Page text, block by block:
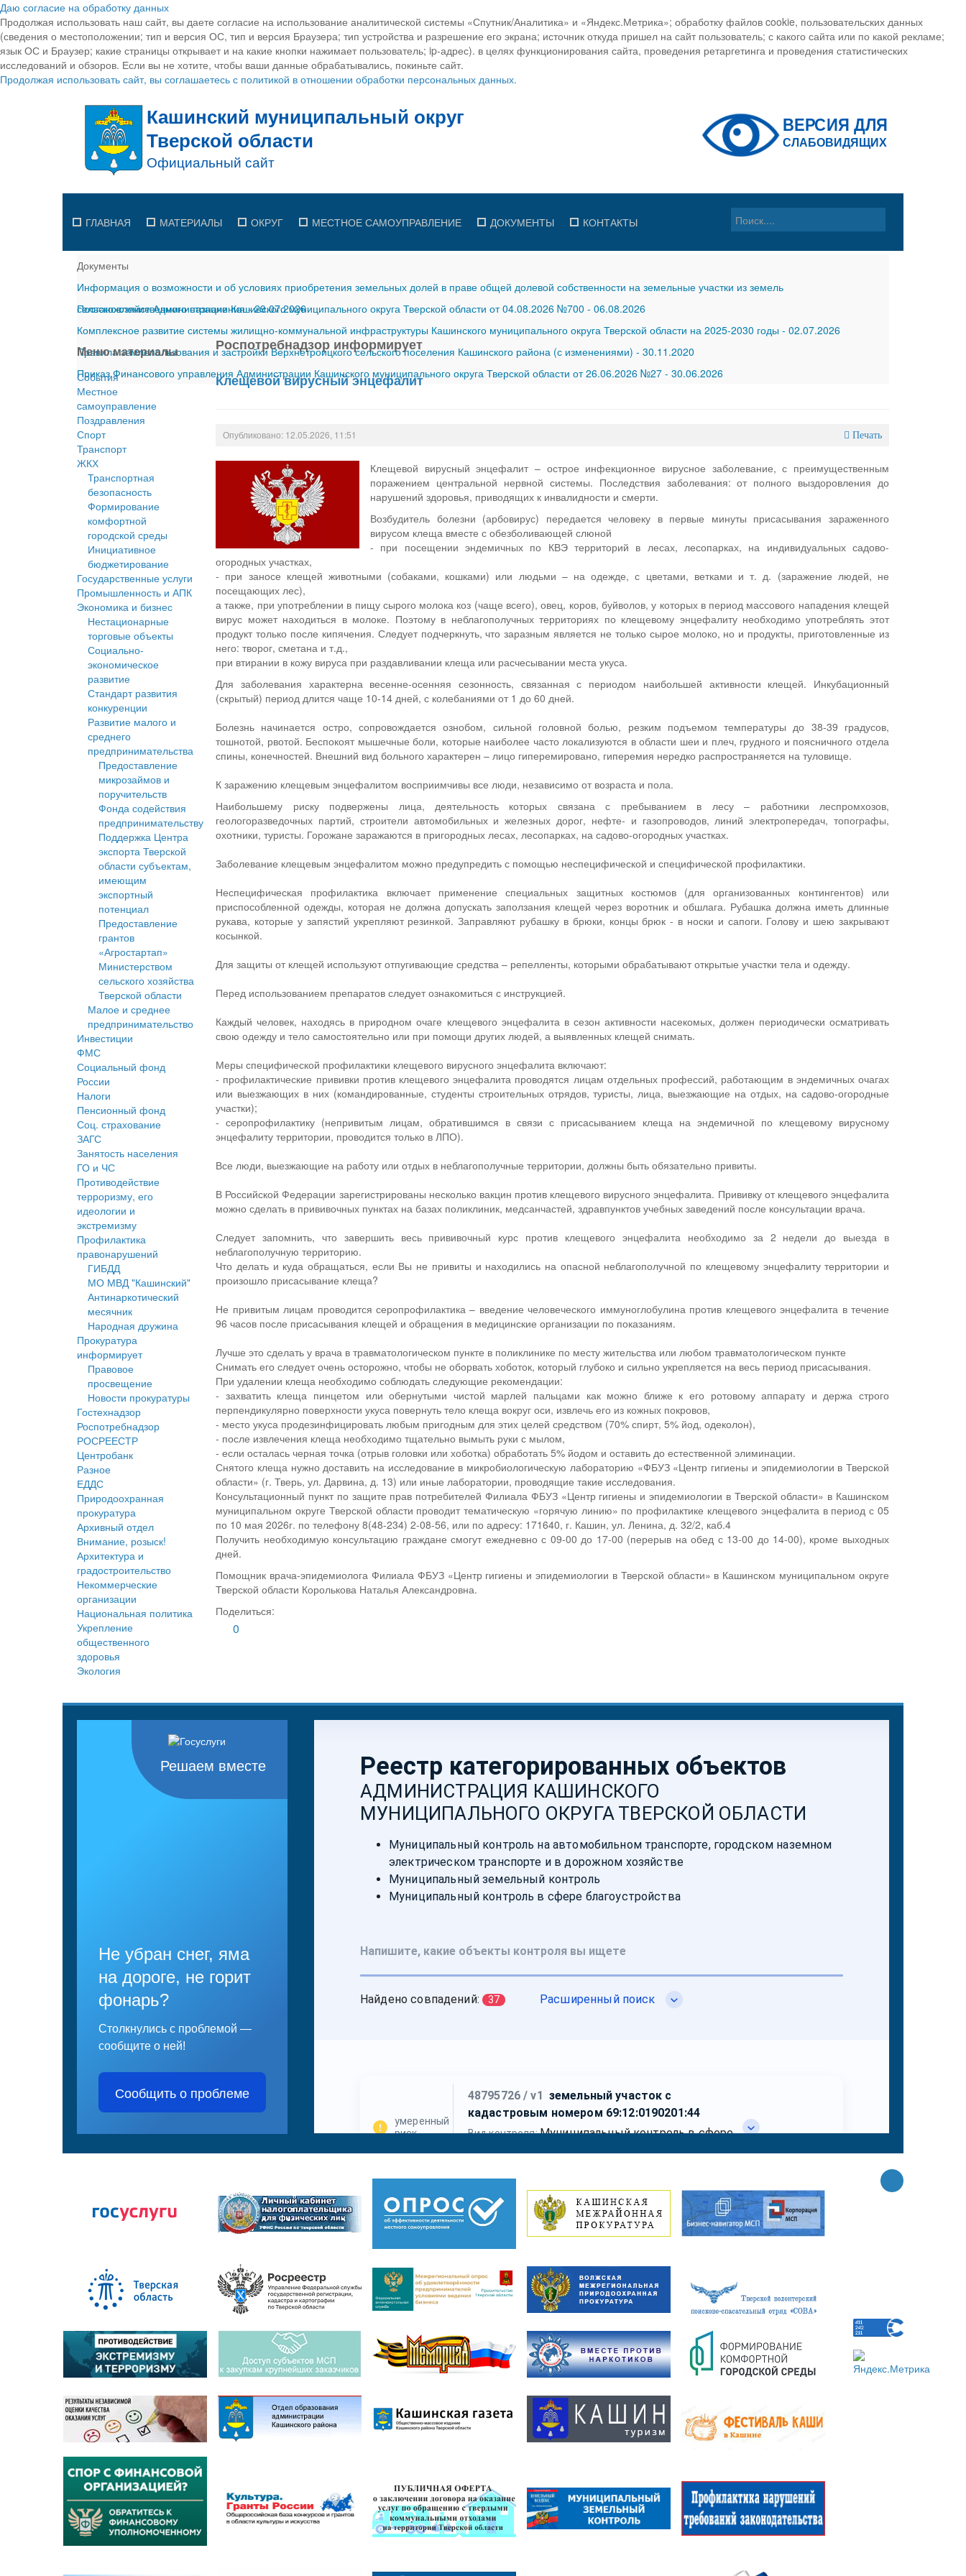
Даю согласие на обработку данных
Продолжая использовать наш сайт, вы даете согласие на использование аналитической системы «Спутник/Аналитика» и «Яндекс.Метрика»; обработку файлов cookie, пользовательских данных
(сведения о местоположении; тип и версия ОС, тип и версия Браузера; тип устройства и разрешение его экрана; источник откуда пришел на сайт пользователь; с какого сайта или по какой рекламе;
язык ОС и Браузер; какие страницы открывает и на какие кнопки нажимает пользователь; ip-адрес). в целях функционирования сайта, проведения ретаргетинга и проведения статистических
исследований и обзоров. Если вы не хотите, чтобы ваши данные обрабатывались, покиньте сайт.
Продолжая использовать сайт, вы соглашаетесь с политикой в отношении обработки персональных данных.
ГЛАВНАЯ МАТЕРИАЛЫ ОКРУГ МЕСТНОЕ САМОУПРАВЛЕНИЕ ДОКУМЕНТЫ КОНТАКТЫ
Документы
Информация о возможности и об условиях приобретения земельных долей в праве общей долевой собственности на земельные участки из земель
сельскохозяйственного назначения-29.07.2026
Постановление Администрации Кашинского муниципального округа Тверской области от 04.08.2026 №700 - 06.08.2026
Комплексное развитие системы жилищно-коммунальной инфраструктуры Кашинского муниципального округа Тверской области на 2025-2030 годы - 02.07.2026
Правила землепользования и застройки Верхнетроицкого сельского поселения Кашинского района (с изменениями) - 30.11.2020
Приказ Финансового управления Администрации Кашинского муниципального округа Тверской области от 26.06.2026 №27 - 30.06.2026
Меню материалы
События
Местное
cамоуправление
Поздравления
Спорт
Транспорт
ЖКХ
Транспортная
безопасность
Формирование
комфортной
городской среды
Инициативное
бюджетирование
Государственные услуги
Промышленность и АПК
Экономика и бизнес
Нестационарные
торговые объекты
Социально-
экономическое
развитие
Стандарт развития
конкуренции
Развитие малого и
среднего
предпринимательства
Предоставление
микрозаймов и
поручительств
Фонда содействия
предпринимательству
Поддержка Центра
экспорта Тверской
области субъектам,
имеющим
экспортный
потенциал
Предоставление
грантов
«Агростартап»
Министерством
сельского хозяйства
Тверской области
Малое и среднее
предпринимательство
Инвестиции
ФМС
Социальный фонд
России
Налоги
Пенсионный фонд
Соц. страхование
ЗАГС
Занятость населения
ГО и ЧС
Противодействие
терроризму, его
идеологии и
экстремизму
Профилактика
правонарушений
ГИБДД
МО МВД "Кашинский"
Антинаркотический
месячник
Народная дружина
Прокуратура
информирует
Правовое
просвещение
Новости прокуратуры
Гостехнадзор
Роспотребнадзор
РОСРЕЕСТР
Центробанк
Разное
ЕДДС
Природоохранная
прокуратура
Архивный отдел
Внимание, розыск!
Архитектура и
градостроительство
Некоммерческие
организации
Национальная политика
Укрепление
общественного
здоровья
Экология
Роспотребнадзор информирует
Клещевой вирусный энцефалит
Опубликовано: 12.05.2026, 11:51 Печать
Клещевой вирусный энцефалит – острое инфекционное вирусное заболевание, с преимущественным
поражением центральной нервной системы. Последствия заболевания: от полного выздоровления до
нарушений здоровья, приводящих к инвалидности и смерти.
Возбудитель болезни (арбовирус) передается человеку в первые минуты присасывания зараженного
вирусом клеща вместе с обезболивающей слюной
- при посещении эндемичных по КВЭ территорий в лесах, лесопарках, на индивидуальных садово-
огородных участках,
- при заносе клещей животными (собаками, кошками) или людьми – на одежде, с цветами, ветками и т. д. (заражение людей, не
посещающих лес),
а также, при употреблении в пищу сырого молока коз (чаще всего), овец, коров, буйволов, у которых в период массового нападения клещей
вирус может находиться в молоке. Поэтому в неблагополучных территориях по клещевому энцефалиту необходимо употреблять этот
продукт только после кипячения. Следует подчеркнуть, что заразным является не только сырое молоко, но и продукты, приготовленные из
него: творог, сметана и т.д.,
при втирании в кожу вируса при раздавливании клеща или расчесывании места укуса.
Для заболевания характерна весенне-осенняя сезонность, связанная с периодом наибольшей активности клещей. Инкубационный
(скрытый) период длится чаще 10-14 дней, с колебаниями от 1 до 60 дней.
Болезнь начинается остро, сопровождается ознобом, сильной головной болью, резким подъемом температуры до 38-39 градусов,
тошнотой, рвотой. Беспокоят мышечные боли, которые наиболее часто локализуются в области шеи и плеч, грудного и поясничного отдела
спины, конечностей. Внешний вид больного характерен – лицо гиперемировано, гиперемия нередко распространяется на туловище.
К заражению клещевым энцефалитом восприимчивы все люди, независимо от возраста и пола.
Наибольшему риску подвержены лица, деятельность которых связана с пребыванием в лесу – работники леспромхозов,
геологоразведочных партий, строители автомобильных и железных дорог, нефте- и газопроводов, линий электропередач, топографы,
охотники, туристы. Горожане заражаются в пригородных лесах, лесопарках, на садово-огородных участках.
Заболевание клещевым энцефалитом можно предупредить с помощью неспецифической и специфической профилактики.
Неспецифическая профилактика включает применение специальных защитных костюмов (для организованных контингентов) или
приспособленной одежды, которая не должна допускать заползания клещей через воротник и обшлага. Рубашка должна иметь длинные
рукава, которые у запястий укрепляют резинкой. Заправляют рубашку в брюки, концы брюк - в носки и сапоги. Голову и шею закрывают
косынкой.
Для защиты от клещей используют отпугивающие средства – репелленты, которыми обрабатывают открытые участки тела и одежду.
Перед использованием препаратов следует ознакомиться с инструкцией.
Каждый человек, находясь в природном очаге клещевого энцефалита в сезон активности насекомых, должен периодически осматривать
свою одежду и тело самостоятельно или при помощи других людей, а выявленных клещей снимать.
Меры специфической профилактики клещевого вирусного энцефалита включают:
- профилактические прививки против клещевого энцефалита проводятся лицам отдельных профессий, работающим в эндемичных очагах
или выезжающих в них (командированные, студенты строительных отрядов, туристы, лица, выезжающие на отдых, на садово-огородные
участки);
- серопрофилактику (непривитым лицам, обратившимся в связи с присасыванием клеща на эндемичной по клещевому вирусному
энцефалиту территории, проводится только в ЛПО).
Все люди, выезжающие на работу или отдых в неблагополучные территории, должны быть обязательно привиты.
В Российской Федерации зарегистрированы несколько вакцин против клещевого вирусного энцефалита. Прививку от клещевого энцефалита
можно сделать в прививочных пунктах на базах поликлиник, медсанчастей, здравпунктов учебных заведений после консультации врача.
Следует запомнить, что завершить весь прививочный курс против клещевого энцефалита необходимо за 2 недели до выезда в
неблагополучную территорию.
Что делать и куда обращаться, если Вы не привиты и находились на опасной неблагополучной по клещевому энцефалиту территории и
произошло присасывание клеща?
Не привитым лицам проводится серопрофилактика – введение человеческого иммуноглобулина против клещевого энцефалита в течение
96 часов после присасывания клещей и обращения в медицинские организации по показаниям.
Лучше это сделать у врача в травматологическом пункте в поликлинике по месту жительства или любом травматологическом пункте
Снимать его следует очень осторожно, чтобы не оборвать хоботок, который глубоко и сильно укрепляется на весь период присасывания.
При удалении клеща необходимо соблюдать следующие рекомендации:
- захватить клеща пинцетом или обернутыми чистой марлей пальцами как можно ближе к его ротовому аппарату и держа строго
перпендикулярно поверхности укуса повернуть тело клеща вокруг оси, извлечь его из кожных покровов,
- место укуса продезинфицировать любым пригодным для этих целей средством (70% спирт, 5% йод, одеколон),
- после извлечения клеща необходимо тщательно вымыть руки с мылом,
- если осталась черная точка (отрыв головки или хоботка) обработать 5% йодом и оставить до естественной элиминации.
Снятого клеща нужно доставить на исследование в микробиологическую лабораторию «ФБУЗ «Центр гигиены и эпидемиологии в Тверской
области» (г. Тверь, ул. Дарвина, д. 13) или иные лаборатории, проводящие такие исследования.
Консультационный пункт по защите прав потребителей Филиала ФБУЗ «Центр гигиены и эпидемиологии в Тверской области» в Кашинском
муниципальном округе Тверской области проводит тематическую «горячую линию» по профилактике клещевого энцефалита в период с 05
по 10 мая 2026г. по телефону 8(48-234) 2-08-56, или по адресу: 171640, г. Кашин, ул. Ленина, д. 32/2, каб.4
Получить необходимую консультацию граждане смогут ежедневно с 09-00 до 17-00 (перерыв на обед с 13-00 до 14-00), кроме выходных
дней.
Помощник врача-эпидемиолога Филиала ФБУЗ «Центр гигиены и эпидемиологии в Тверской области» в Кашинском муниципальном округе
Тверской области Королькова Наталья Александровна.
Поделиться:
0
Решаем вместе
Не убран снег, яма
на дороге, не горит
фонарь?
Столкнулись с проблемой —
сообщите о ней!
Сообщить о проблеме